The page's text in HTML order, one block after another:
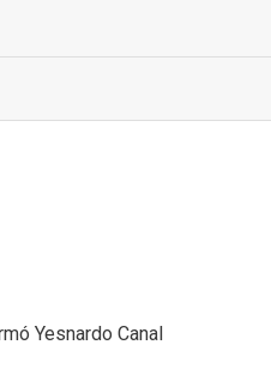
Yesnardo Canal